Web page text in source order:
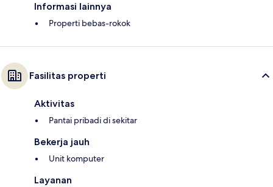
Informasi lainnya
Properti bebas-rokok
Fasilitas properti
Aktivitas
Pantai pribadi di sekitar
Bekerja jauh
Unit komputer
Layanan